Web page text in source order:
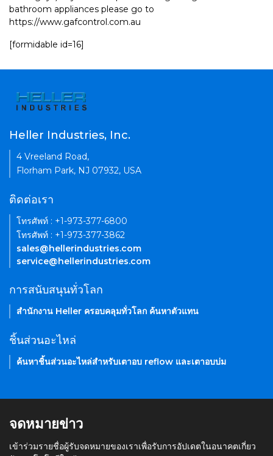
bathroom appliances please go to
https://www.gafcontrol.com.au
[formidable id=16]
Heller Industries, Inc.
4 Vreeland Road,
Florham Park, NJ 07932, USA
ติดต่อเรา
โทรศัพท์ : +1-973-377-6800
โทรศัพท์ : +1-973-377-3862
sales@hellerindustries.com
service@hellerindustries.com
การสนับสนุนทั่วโลก
สำนักงาน Heller ครอบคลุมทั่วโลก ค้นหาตัวแทน
ชิ้นส่วนอะไหล่
ค้นหาชิ้นส่วนอะไหล่สำหรับเตาอบ reflow และเตาอบบ่ม
จดหมายข่าว
เข้าร่วมรายชื่อผู้รับจดหมายของเราเพื่อรับการอัปเดตในอนาคตเกี่ยว